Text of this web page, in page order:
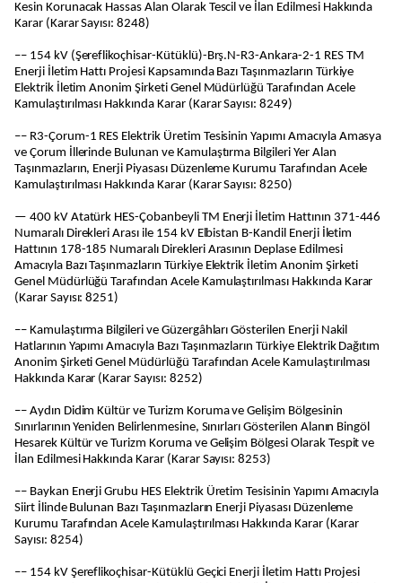
Kesin Korunacak Hassas Alan Olarak Tescil ve İlan Edilmesi Hakkında
Karar (Karar Sayısı: 8248)
–– 154 kV (Şereflikoçhisar-Kütüklü)-Brş.N-R3-Ankara-2-1 RES TM
Enerji İletim Hattı Projesi Kapsamında Bazı Taşınmazların Türkiye
Elektrik İletim Anonim Şirketi Genel Müdürlüğü Tarafından Acele
Kamulaştırılması Hakkında Karar (Karar Sayısı: 8249)
–– R3-Çorum-1 RES Elektrik Üretim Tesisinin Yapımı Amacıyla Amasya
ve Çorum İllerinde Bulunan ve Kamulaştırma Bilgileri Yer Alan
Taşınmazların, Enerji Piyasası Düzenleme Kurumu Tarafından Acele
Kamulaştırılması Hakkında Karar (Karar Sayısı: 8250)
— 400 kV Atatürk HES-Çobanbeyli TM Enerji İletim Hattının 371-446
Numaralı Direkleri Arası ile 154 kV Elbistan B-Kandil Enerji İletim
Hattının 178-185 Numaralı Direkleri Arasının Deplase Edilmesi
Amacıyla Bazı Taşınmazların Türkiye Elektrik İletim Anonim Şirketi
Genel Müdürlüğü Tarafından Acele Kamulaştırılması Hakkında Karar
(Karar Sayısı: 8251)
–– Kamulaştırma Bilgileri ve Güzergâhları Gösterilen Enerji Nakil
Hatlarının Yapımı Amacıyla Bazı Taşınmazların Türkiye Elektrik Dağıtım
Anonim Şirketi Genel Müdürlüğü Tarafından Acele Kamulaştırılması
Hakkında Karar (Karar Sayısı: 8252)
–– Aydın Didim Kültür ve Turizm Koruma ve Gelişim Bölgesinin
Sınırlarının Yeniden Belirlenmesine, Sınırları Gösterilen Alanın Bingöl
Hesarek Kültür ve Turizm Koruma ve Gelişim Bölgesi Olarak Tespit ve
İlan Edilmesi Hakkında Karar (Karar Sayısı: 8253)
–– Baykan Enerji Grubu HES Elektrik Üretim Tesisinin Yapımı Amacıyla
Siirt İlinde Bulunan Bazı Taşınmazların Enerji Piyasası Düzenleme
Kurumu Tarafından Acele Kamulaştırılması Hakkında Karar (Karar
Sayısı: 8254)
–– 154 kV Şereflikoçhisar-Kütüklü Geçici Enerji İletim Hattı Projesi